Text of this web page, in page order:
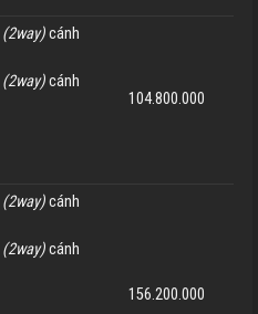
(2way)cánh
(2way)cánh
104.800.000
(2way)cánh
(2way)cánh
156.200.000